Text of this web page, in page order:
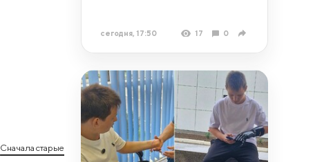
Сначала старые
сегодня, 17:50 17 0